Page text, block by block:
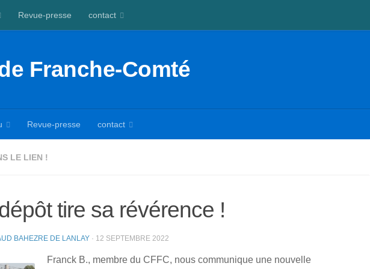
Revue-presse contact
Franche-Comté
Revue-presse contact
LE LIEN !
tire sa révérence !
BAHEZRE DE LANLAY · 12 SEPTEMBRE 2022
Franck B., membre du CFFC, nous communique une nouvelle